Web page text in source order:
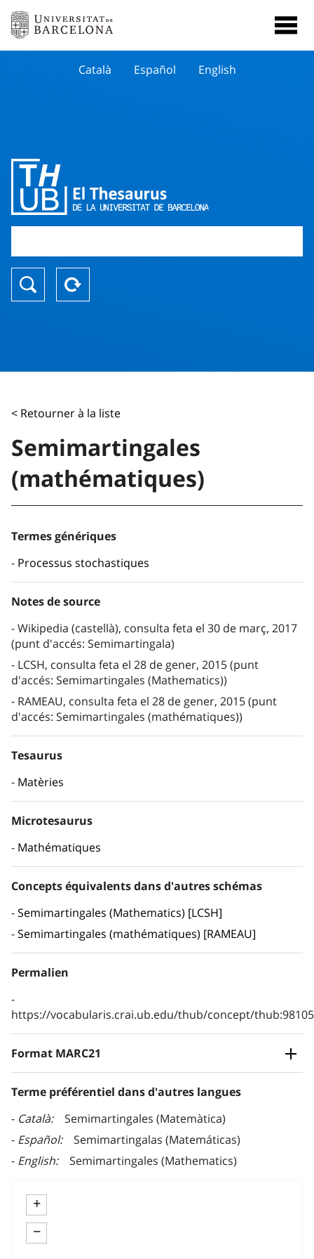
Català Español English
< Retourner à la liste
Semimartingales
(mathématiques)
Termes génériques
Processus stochastiques
Notes de source
Wikipedia (castellà), consulta feta el 30 de març, 2017
(punt d'accés: Semimartingala)
LCSH, consulta feta el 28 de gener, 2015 (punt
d'accés: Semimartingales (Mathematics))
RAMEAU, consulta feta el 28 de gener, 2015 (punt
d'accés: Semimartingales (mathématiques))
Tesaurus
Matèries
Microtesaurus
Mathématiques
Concepts équivalents dans d'autres schémas
Semimartingales (Mathematics) [LCSH]
Semimartingales (mathématiques) [RAMEAU]
Permalien
https://vocabularis.crai.ub.edu/thub/concept/
Format MARC21
Terme préférentiel dans d'autres langues
Català
Semimartingales (Matemàtica)
Español
Semimartingalas (Matemáticas)
English
Semimartingales (Mathematics)
+
−